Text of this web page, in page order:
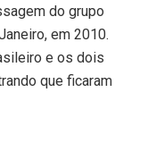
do grupo
em 2010.
e os dois
que ficaram